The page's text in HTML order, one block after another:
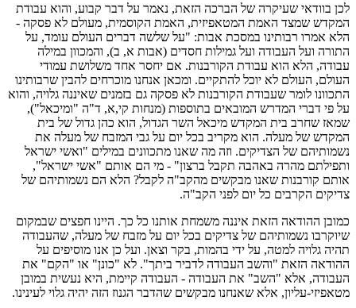
לכן בוודאי שעיקרה של הברכה הזאת, נאמר על דבר קבוע, והוא עבודת
המקדש שמצד האמת המטאפיזית, האמת הקוסמית, מעולם לא פסקה -
הלא אמרו רבותינו במסכת אבות: "על שלשה דברים העולם עומד, על
התורה ועל העבודה ועל גמילות חסדים (אבות א, ב), והמכוון במילה
עבודה, הלא הוא עבודת הקורבנות. אם יחסר אחד משלושת עמודי
העולם, העולם לא יוכל להתקיים. ומכאן אנחנו מוכרחים להבין שרבותינו
התכוונו לומר שעבודת הקורבנות לא פסקה גם בזמנים שאיננה גלויה, והוא
על פי דברי המדרש המובאים בתוספות (מנחות קי,א, ד"ה "ומיכאל"),
שמאז שחרב בית המקדש מיכאל השר הגדול, הוא כהן גדול של בית
המקדש של מעלה. הוא מקריב בכל יום על גבי המזבח של מעלה את
נשמותיהם של הצדיקים. וזה מה שאנו מתכוונים במילים "ואשי ישראל
ותפילתם מהרה באהבה תקבל ברצון" - מי הם אותם "אשי ישראל",
אותם קורבנות שאנו מבקשים מהקב"ה לקבל? הלא הם נשמותיהם של
צדיקים הקרבים כל יום לפני הקב"ה.
כמובן ההודאה הזאת איננה משמחת אותנו כל כך. היינו חפצים שבמקום
שיוקרבו נשמותיהם של צדיקים בכל יום על מזבח של מעלה, שהעבודה
תהיה גלויה למטה, על ידי בהמות, בקר וצאן. ועל כן אנו מוסיפים על
ההודאה הזאת "והשב העבודה לדביר ביתך". לא "כונן" או "הקם" את
העבודה, אלא "השב" את העבודה - העבודה קיימת, היא נעשית במובן
מטאפיזי-עליון, אלא שאנחנו מבקשים שהדבר הגנוז הזה יהיה גלוי לעינינו.